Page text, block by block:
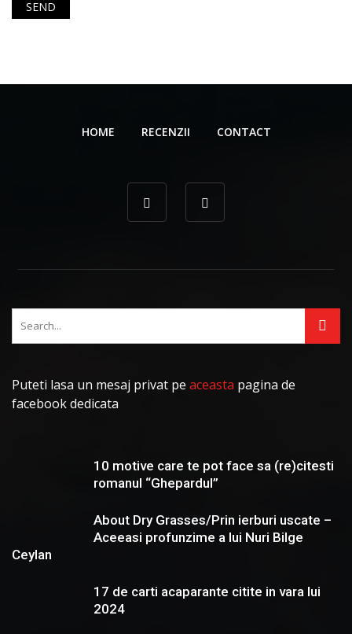
HOME RECENZII CONTACT
Puteti lasa un mesaj privat pe aceasta pagina de
facebook dedicata
10 motive care te pot face sa (re)citesti
romanul “Ghepardul”
About Dry Grasses/Prin ierburi uscate –
Aceeasi profunzime a lui Nuri Bilge
Ceylan
17 de carti acaparante citite in vara lui
2024